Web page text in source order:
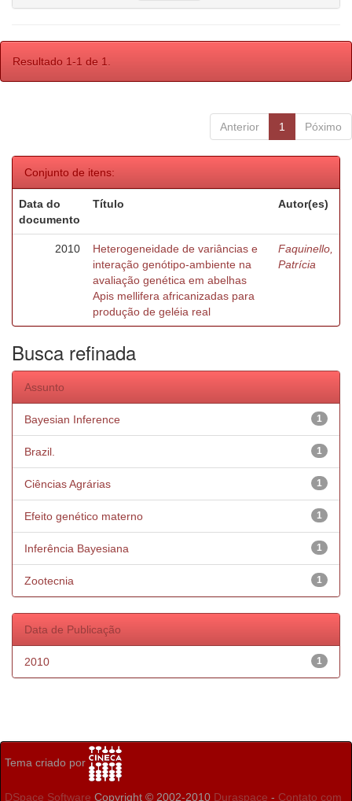
Resultado 1-1 de 1.
Anterior 1 Póximo
Conjunto de itens:
Data do
documento
Título Autor(es)
2010
Heterogeneidade de variâncias e
interação genótipo-ambiente na
avaliação genética em abelhas
Apis mellifera africanizadas para
produção de geléia real
Faquinello,
Patrícia
Busca refinada
Assunto
1
Bayesian Inference
1
Brazil.
1
Ciências Agrárias
1
Efeito genético materno
1
Inferência Bayesiana
1
Zootecnia
Data de Publicação
1
2010
Tema criado por
DSpace Software Copyright © 2002-2010 Duraspace - Contato com